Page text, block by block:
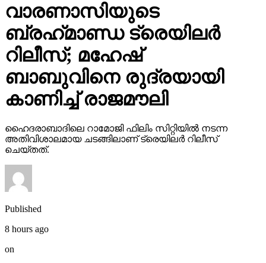
വാരണാസിയുടെ
ബ്രഹ്‌മാണ്ഡ ട്രെയിലര്‍
റിലീസ്; മഹേഷ്
ബാബുവിനെ രുദ്രയായി
കാണിച്ച് രാജമൗലി
ഹൈദരാബാദിലെ റാമോജി ഫിലിം സിറ്റിയില്‍ നടന്ന
അതിവിശാലമായ ചടങ്ങിലാണ് ട്രെയിലര്‍ റിലീസ്
ചെയ്തത്.
Published
8 hours ago
on